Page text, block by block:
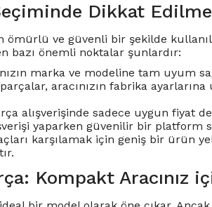
Dikkat
ömürlü ve güvenli bir şekilde
bazı önemli noktalar şunlardır:
marka ve modeline tam uyum
aracınızın fabrika
alışverişinde sadece uygun fiyat
yaparken güvenilir bir platform
karşılamak için geniş bir ürün
Kompakt Aracınız